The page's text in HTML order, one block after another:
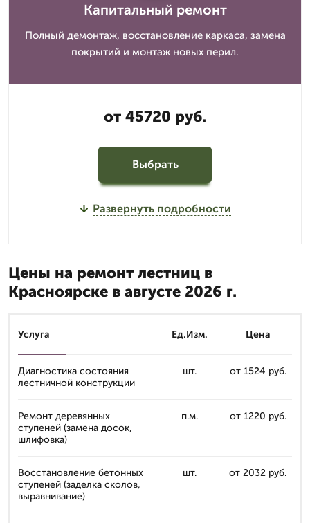
Капитальный ремонт
Полный демонтаж, восстановление каркаса, замена
покрытий и монтаж новых перил.
от 45720 руб.
Выбрать
Развернуть подробности
Цены на ремонт лестниц в
Красноярске в августе 2026 г.
Услуга Ед.Изм. Цена
Диагностика состояния
лестничной конструкции
шт. от 1524 руб.
Ремонт деревянных
ступеней (замена досок,
шлифовка)
п.м. от 1220 руб.
Восстановление бетонных
ступеней (заделка сколов,
выравнивание)
шт. от 2032 руб.